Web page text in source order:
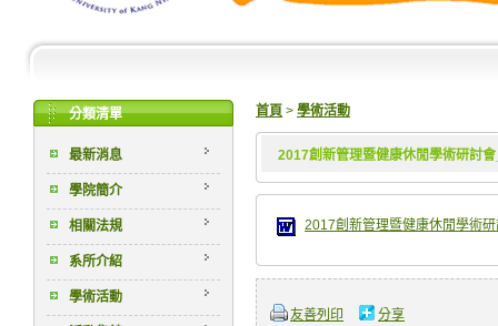
分類清單
最新消息
學院簡介
相關法規
系所介紹
學術活動
首頁 > 學術活動
2017創新管理暨健康休閒學術研討
2017創新管理暨健康休閒學術
友善列印 分享